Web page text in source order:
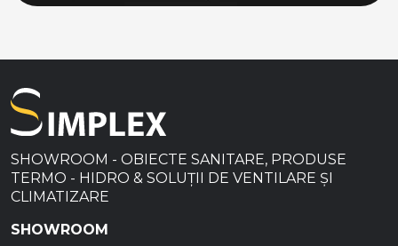
SHOWROOM - OBIECTE SANITARE, PRODUSE
TERMO - HIDRO & SOLUȚII DE VENTILARE ȘI
CLIMATIZARE
SHOWROOM